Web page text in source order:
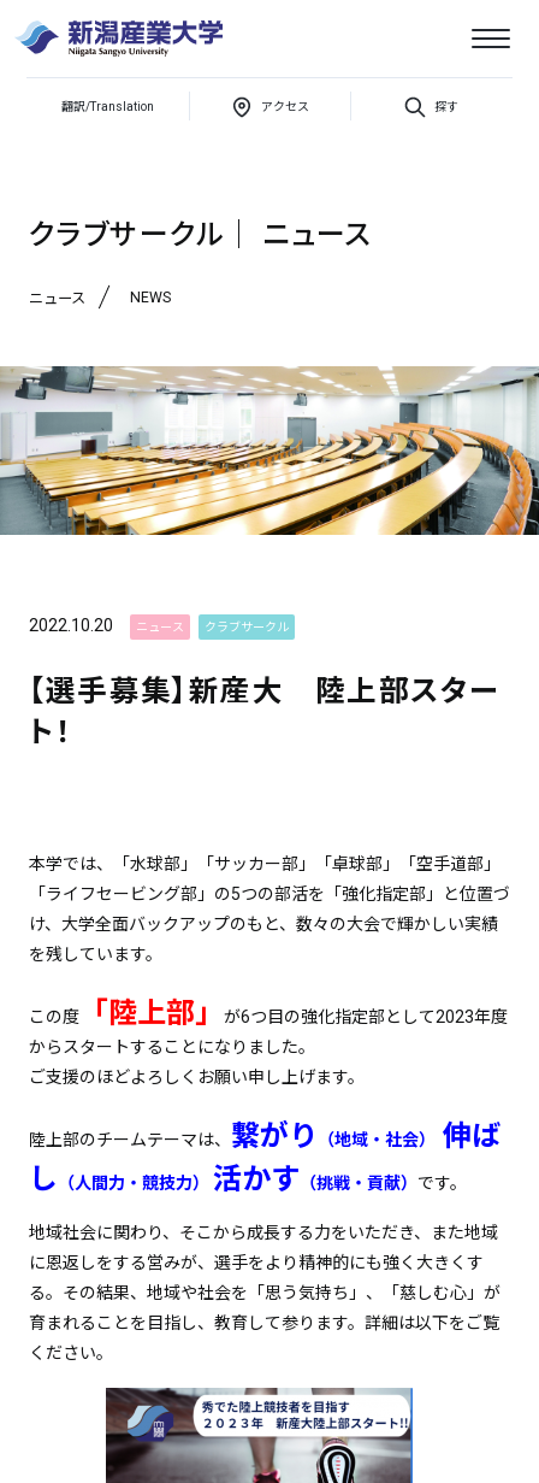
翻訳/Translation アクセス 探す
新潟産業大学 【選手募集】新産大 陸上部スタート！
クラブサークル│ ニュース
ニュース NEWS
2022.10.20 ニュース クラブサークル
【選手募集】新産大 陸上部スター
ト！
本学では、「水球部」「サッカー部」「卓球部」「空手道部」
「ライフセービング部」の5つの部活を「強化指定部」と位置づ
け、大学全面バックアップのもと、数々の大会で輝かしい実績
を残しています。
この度「陸上部」
が6つ目の強化指定部として2023年度
からスタートすることになりました。
ご支援のほどよろしくお願い申し上げます。
陸上部のチームテーマは、 繋がり （地域・社会）
伸ば
し
（人間力・競技力） 活かす （挑戦・貢献） です。
地域社会に関わり、そこから成長する力をいただき、また地域
に恩返しをする営みが、選手をより精神的にも強く大きくす
る。その結果、地域や社会を「思う気持ち」、「慈しむ心」が
育まれることを目指し、教育して参ります。詳細は以下をご覧
ください。